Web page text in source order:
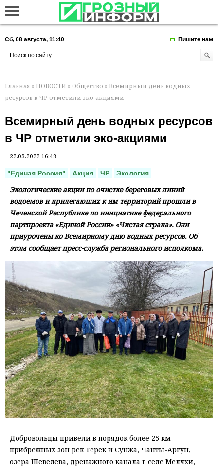
Сб, 08 августа, 11:40 Пишите нам
Главная » НОВОСТИ » Общество » Всемирный день водных
ресурсов в ЧР отметили эко-акциями
Всемирный день водных ресурсов
в ЧР отметили эко-акциями
22.03.2022 16:48
"Единая Россия" Акция ЧР Экология
Экологические акции по очистке береговых линий
водоемов и прилегающих к им территорий прошли в
Чеченской Республике по инициативе федерального
партпроекта «Единой России» «Чистая страна». Они
приурочены ко Всемирному дню водных ресурсов. Об
этом сообщает пресс-служба регионального исполкома.
Добровольцы привели в порядок более 25 км
прибрежных зон рек Терек и Сунжа, Чанты-Аргун,
озера Шевелева, дренажного канала в селе Мелчхи,